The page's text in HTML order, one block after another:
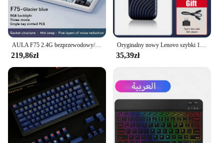
AULA F75 2.4G bezprzewodowy/Bluetooth/przewodowy mechaniczna klawiatura gamingowa RGB dostosowany układ 75% profil OEM struktura uszczelki
219,86zł 35,39zł